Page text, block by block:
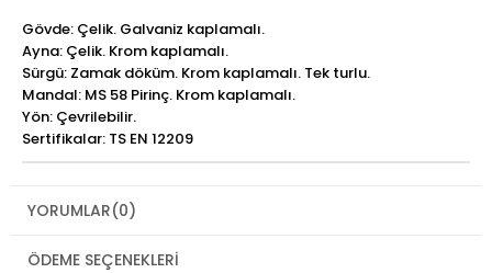
Gövde: Çelik. Galvaniz kaplamalı.
Ayna: Çelik. Krom kaplamalı.
Sürgü: Zamak döküm. Krom kaplamalı. Tek turlu.
Mandal: MS 58 Pirinç. Krom kaplamalı.
Yön: Çevrilebilir.
Sertifikalar: TS EN 12209
YORUMLAR(0)
ÖDEME SEÇENEKLERI